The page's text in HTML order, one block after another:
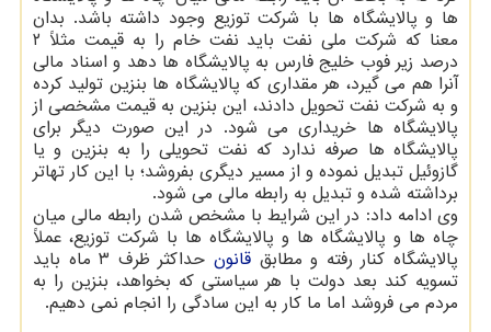
ها و پالایشگاه ها با شرکت توزیع وجود داشته باشد. بدان
معنا که شرکت ملی نفت باید نفت خام را به قیمت مثلاً ۲
درصد زیر فوب خلیج فارس به پالایشگاه ها دهد و اسناد مالی
آنرا هم می گیرد، هر مقداری که پالایشگاه ها بنزین تولید کرده
و به شرکت نفت تحویل دادند، این بنزین به قیمت مشخصی از
پالایشگاه ها خریداری می شود. در این صورت دیگر برای
پالایشگاه ها صرفه ندارد که نفت تحویلی را به بنزین و یا
گازوئیل تبدیل نموده و از مسیر دیگری بفروشد؛ با این کار تهاتر
برداشته شده و تبدیل به رابطه مالی می شود.
وی ادامه داد: در این شرایط با مشخص شدن رابطه مالی میان
چاه ها و پالایشگاه ها و پالایشگاه ها با شرکت توزیع، عملاً
پالایشگاه کنار رفته و مطابق قانون
حداکثر ظرف ۳ ماه باید
تسویه کند بعد دولت با هر سیاستی که بخواهد، بنزین را به
مردم می فروشد اما ما کار به این سادگی را انجام نمی دهیم.